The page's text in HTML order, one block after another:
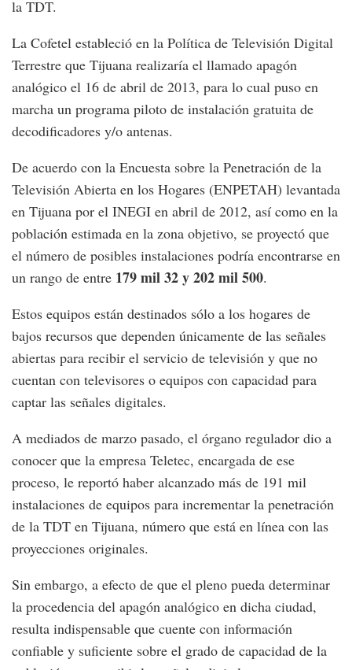
la TDT.
La Cofetel estableció en la Política de Televisión Digital
Terrestre que Tijuana realizaría el llamado apagón
analógico el 16 de abril de 2013, para lo cual puso en
marcha un programa piloto de instalación gratuita de
decodificadores y/o antenas.
De acuerdo con la Encuesta sobre la Penetración de la
Televisión Abierta en los Hogares (ENPETAH) levantada
en Tijuana por el INEGI en abril de 2012, así como en la
población estimada en la zona objetivo, se proyectó que
el número de posibles instalaciones podría encontrarse en
un rango de entre 179 mil 32 y 202 mil 500.
Estos equipos están destinados sólo a los hogares de
bajos recursos que dependen únicamente de las señales
abiertas para recibir el servicio de televisión y que no
cuentan con televisores o equipos con capacidad para
captar las señales digitales.
A mediados de marzo pasado, el órgano regulador dio a
conocer que la empresa Teletec, encargada de ese
proceso, le reportó haber alcanzado más de 191 mil
instalaciones de equipos para incrementar la penetración
de la TDT en Tijuana, número que está en línea con las
proyecciones originales.
Sin embargo, a efecto de que el pleno pueda determinar
la procedencia del apagón analógico en dicha ciudad,
resulta indispensable que cuente con información
confiable y suficiente sobre el grado de capacidad de la